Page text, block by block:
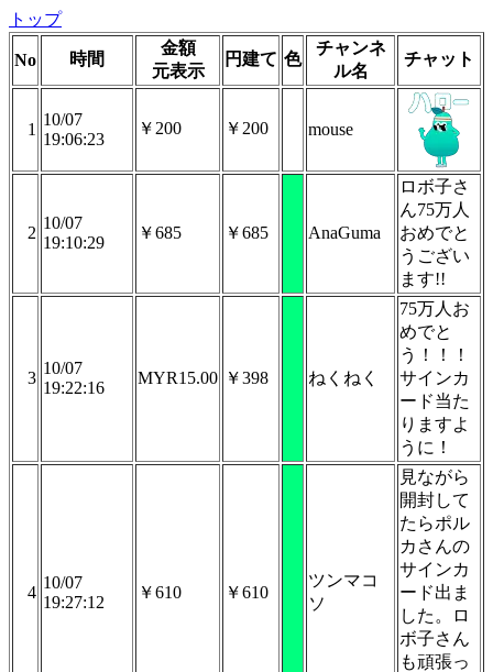
トップ
No 時間
金額
元表示
円建て 色
チャンネ
ル名
チャット
1
10/07
19:06:23
￥200 ￥200 mouse
2
10/07
19:10:29
￥685 ￥685 AnaGuma
ロボ子さ
ん75万人
おめでと
うござい
ます!!
3
10/07
19:22:16
MYR15.00 ￥398 ねくねく
75万人お
めでと
う！！！
サインカ
ード当た
りますよ
うに！
4
10/07
19:27:12
￥610 ￥610
ツンマコ
ソ
見ながら
開封して
たらポル
カさんの
サインカ
ード出ま
した。ロ
ボ子さん
も頑張っ